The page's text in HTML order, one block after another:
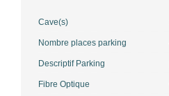
Cave(s)
Nombre places parking
Descriptif Parking
Fibre Optique